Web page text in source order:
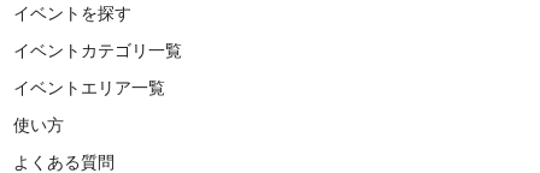
イベントを探す
イベントカテゴリ一覧
イベントエリア一覧
使い方
よくある質問